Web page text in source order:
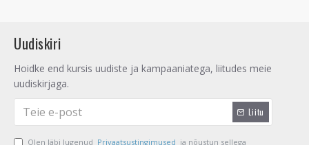
Uudiskiri
Hoidke end kursis uudiste ja kampaaniatega, liitudes meie
uudiskirjaga.
Liitu
Olen läbi lugenud Privaatsustingimused ja nõustun sellega